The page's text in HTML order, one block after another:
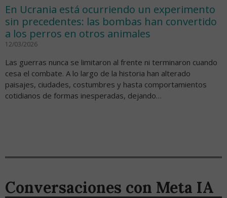
En Ucrania está ocurriendo un experimento
sin precedentes: las bombas han convertido
a los perros en otros animales
12/03/2026
Las guerras nunca se limitaron al frente ni terminaron cuando
cesa el combate. A lo largo de la historia han alterado
paisajes, ciudades, costumbres y hasta comportamientos
cotidianos de formas inesperadas, dejando…
Conversaciones con Meta IA